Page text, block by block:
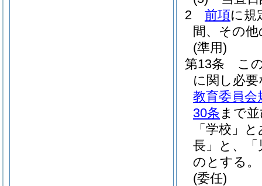
2
前項に規
間、その
(準用)
第13条
こ
に関し必
教育委員会
30条 まで
「学校」
長」と、
のとする。
(委任)